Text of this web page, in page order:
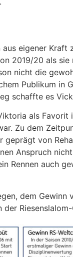
aus eigener
2019/20 als
nicht die
Publikum in
schaffte es
als Favorit
Zu dem
geprägt von
Anspruch
Rennen auch
dem
der